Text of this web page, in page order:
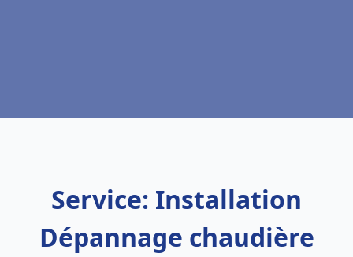
Service: Installation
Dépannage chaudière